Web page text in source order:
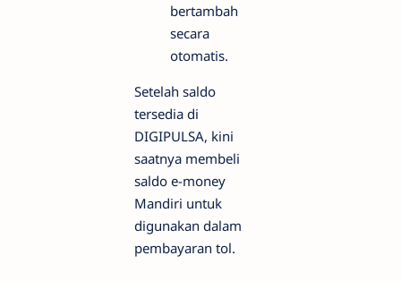
bertambah
secara
otomatis.
Setelah saldo
tersedia di
DIGIPULSA, kini
saatnya membeli
saldo e-money
Mandiri untuk
digunakan dalam
pembayaran tol.